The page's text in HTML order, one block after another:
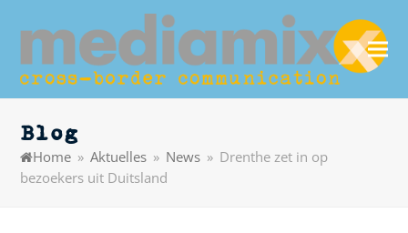
Blog
Home » Aktuelles » News » Drenthe zet in op
bezoekers uit Duitsland